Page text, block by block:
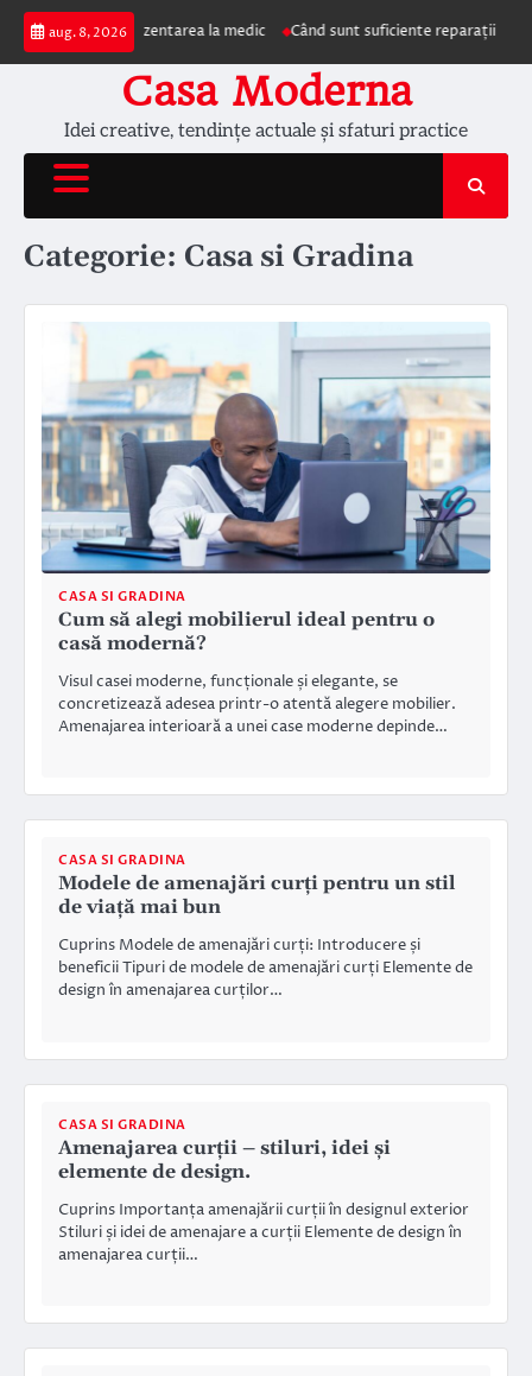
Skip
content
aug. 8, 2026
impun prezentarea la medic Când sunt suficiente reparațiile de
Casa Moderna
Idei creative, tendințe actuale și sfaturi practice
Categorie: Casa si Gradina
CASA SI GRADINA
Cum să alegi mobilierul ideal pentru o
casă modernă?
Visul casei moderne, funcționale și elegante, se
concretizează adesea printr-o atentă alegere mobilier.
Amenajarea interioară a unei case moderne depinde…
CASA SI GRADINA
Modele de amenajări curți pentru un stil
de viață mai bun
Cuprins Modele de amenajări curți: Introducere și
beneficii Tipuri de modele de amenajări curți Elemente de
design în amenajarea curților…
CASA SI GRADINA
Amenajarea curții – stiluri, idei și
elemente de design.
Cuprins Importanța amenajării curții în designul exterior
Stiluri și idei de amenajare a curții Elemente de design în
amenajarea curții…